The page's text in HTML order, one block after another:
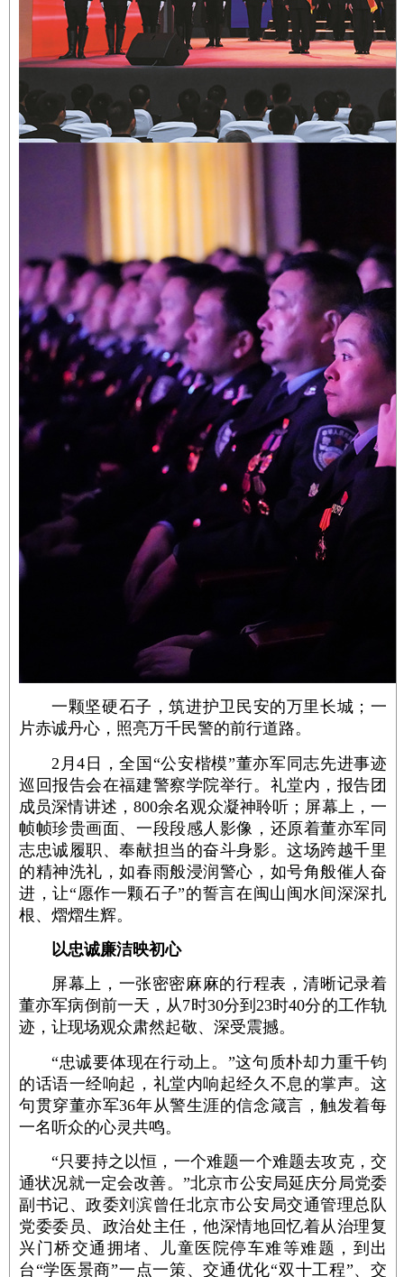
一颗坚硬石子，筑进护卫民安的万里长城；一
片赤诚丹心，照亮万千民警的前行道路。
2月4日，全国“公安楷模”董亦军同志先进事迹
巡回报告会在福建警察学院举行。礼堂内，报告团
成员深情讲述，800余名观众凝神聆听；屏幕上，一
帧帧珍贵画面、一段段感人影像，还原着董亦军同
志忠诚履职、奉献担当的奋斗身影。这场跨越千里
的精神洗礼，如春雨般浸润警心，如号角般催人奋
进，让“愿作一颗石子”的誓言在闽山闽水间深深扎
根、熠熠生辉。
以忠诚廉洁映初心
屏幕上，一张密密麻麻的行程表，清晰记录着
董亦军病倒前一天，从7时30分到23时40分的工作轨
迹，让现场观众肃然起敬、深受震撼。
“忠诚要体现在行动上。”这句质朴却力重千钧
的话语一经响起，礼堂内响起经久不息的掌声。这
句贯穿董亦军36年从警生涯的信念箴言，触发着每
一名听众的心灵共鸣。
“只要持之以恒，一个难题一个难题去攻克，交
通状况就一定会改善。”北京市公安局延庆分局党委
副书记、政委刘滨曾任北京市公安局交通管理总队
党委委员、政治处主任，他深情地回忆着从治理复
兴门桥交通拥堵、儿童医院停车难等难题，到出
台“学医景商”一点一策、交通优化“双十工程”、交